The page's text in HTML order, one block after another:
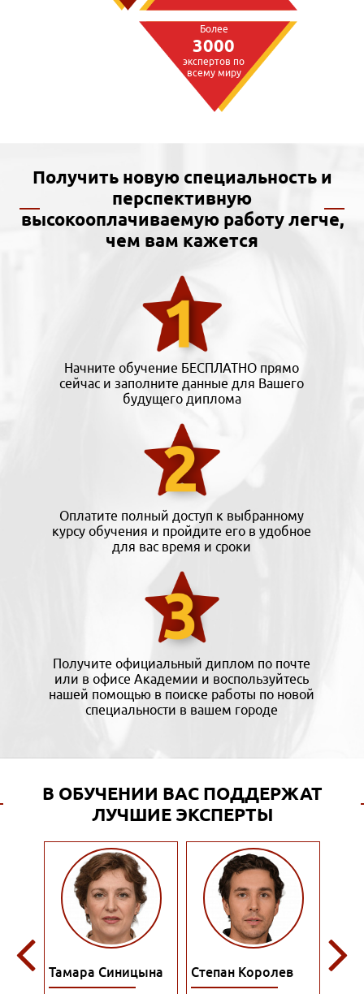
Более
3000
экспертов по
всему миру
Получить новую специальность и
перспективную
высокооплачиваемую работу легче,
чем вам кажется
Начните обучение БЕСПЛАТНО прямо
сейчас и заполните данные для Вашего
будущего диплома
Оплатите полный доступ к выбранному
курсу обучения и пройдите его в удобное
для вас время и сроки
Получите официальный диплом по почте
или в офисе Академии и воспользуйтесь
нашей помощью в поиске работы по новой
специальности в вашем городе
В ОБУЧЕНИИ ВАС ПОДДЕРЖАТ
ЛУЧШИЕ ЭКСПЕРТЫ
Тамара Синицына Степан Королев